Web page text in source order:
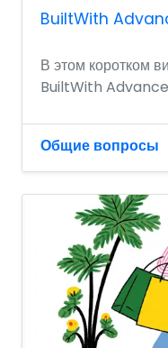
BuiltWith
В этом коротком
BuiltWith
Общие вопросы